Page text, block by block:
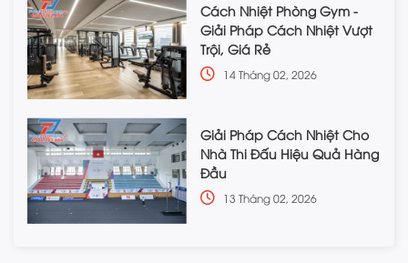
Cách Nhiệt Phòng Gym -
Giải Pháp Cách Nhiệt Vượt
Trội, Giá Rẻ
14 Tháng 02, 2026
Giải Pháp Cách Nhiệt Cho
Nhà Thi Đấu Hiệu Quả Hàng
Đầu
13 Tháng 02, 2026